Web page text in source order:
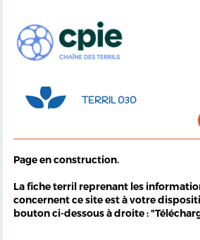
TERRIL 030
Page en construction.
La fiche terril reprenant les
concernent ce site est à votre
bouton ci-dessous à droite :